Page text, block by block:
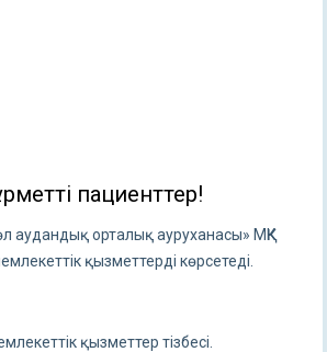
пациенттер!
аудандық орталық ауруханасы» МҚК
қызметтерді көрсетеді.
қызметтер тізбесі.